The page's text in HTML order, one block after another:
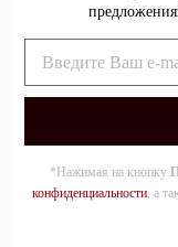
*Нажимая на кнопку
конфиденциальности, а